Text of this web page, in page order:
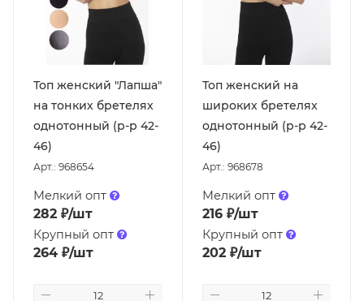
Топ женский "Лапша"
на тонких бретелях
однотонный (р-р 42-
46)
Арт.: 968654
Мелкий опт
282 ₽/шт
Крупный опт
264 ₽/шт
Топ женский на
широких бретелях
однотонный (р-р 42-
46)
Арт.: 968678
Мелкий опт
216₽/шт
Крупный опт
202₽/шт